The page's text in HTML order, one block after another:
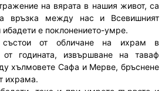
на вярата в нашия живот, са
връзка между нас и Всевишният
ибадети е поклонението-умре.
от обличане на ихрам в
годината, извършване на таваф
хълмовете Сафа и Мерве, бръснене
ихрама.